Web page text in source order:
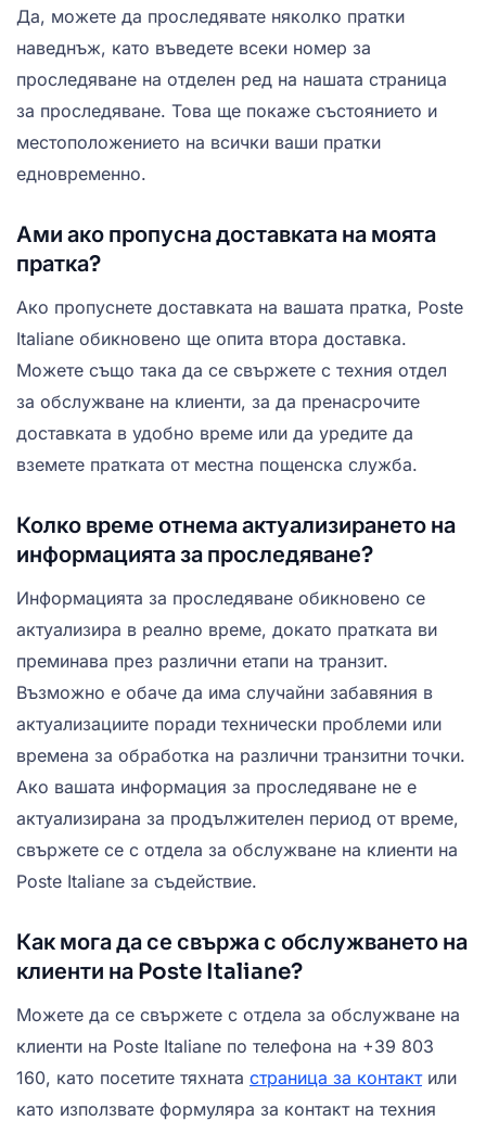
Да, можете да проследявате няколко пратки
наведнъж, като въведете всеки номер за
проследяване на отделен ред на нашата страница
за проследяване. Това ще покаже състоянието и
местоположението на всички ваши пратки
едновременно.
Ами ако пропусна доставката на моята
пратка?
Ако пропуснете доставката на вашата пратка, Poste
Italiane обикновено ще опита втора доставка.
Можете също така да се свържете с техния отдел
за обслужване на клиенти, за да пренасрочите
доставката в удобно време или да уредите да
вземете пратката от местна пощенска служба.
Колко време отнема актуализирането на
информацията за проследяване?
Информацията за проследяване обикновено се
актуализира в реално време, докато пратката ви
преминава през различни етапи на транзит.
Възможно е обаче да има случайни забавяния в
актуализациите поради технически проблеми или
времена за обработка на различни транзитни точки.
Ако вашата информация за проследяване не е
актуализирана за продължителен период от време,
свържете се с отдела за обслужване на клиенти на
Poste Italiane за съдействие.
Как мога да се свържа с обслужването на
клиенти на Poste Italiane?
Можете да се свържете с отдела за обслужване на
клиенти на Poste Italiane по телефона на +39 803
160, като посетите тяхната страница за контактили
като използвате формуляра за контакт на техния